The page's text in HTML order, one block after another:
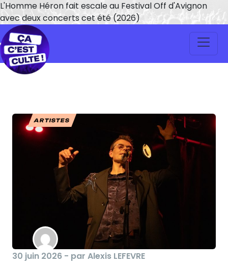
L'Homme Héron fait escale au Festival Off d'Avignon
avec deux concerts cet été (2026)
ARTISTES
30 juin 2026 - par Alexis LEFEVRE